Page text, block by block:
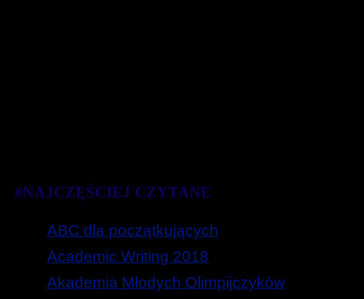
#NAJCZĘŚCIEJ CZYTANE
ABC dla początkujących
Academic Writing 2018
Akademia Młodych Olimpijczyków